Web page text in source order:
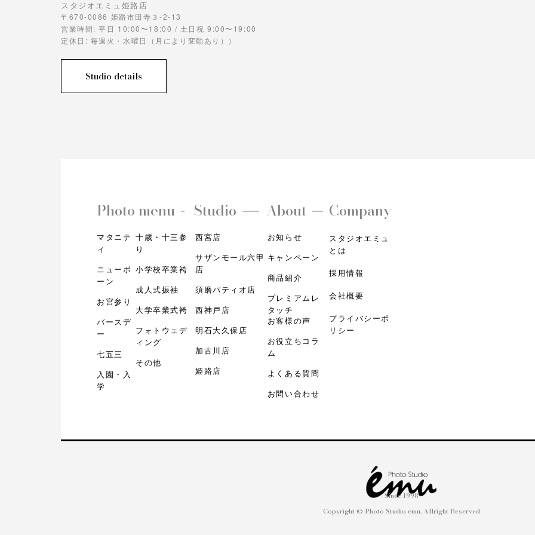
スタジオエミュ姫路店
〒670-0086 姫路市田寺３-2-13
営業時間: 平日 10:00〜18:00 / 土日祝 9:00〜19:00
定休日: 毎週火・水曜日（月により変動あり））
Studio details
Photo menu
マタニテ
ィ
ニューボ
ーン
お宮参り
バースデ
ー
七五三
入園・入
学
十歳・十三参
り
小学校卒業袴
成人式振袖
大学卒業式袴
フォトウェデ
ィング
その他
Studio
西宮店
サザンモール六甲
店
須磨パティオ店
西神戸店
明石大久保店
加古川店
姫路店
About
お知らせ
キャンペーン
商品紹介
プレミアムレ
タッチ
お客様の声
お役立ちコラ
ム
よくある質問
お問い合わせ
Company
スタジオエミュ
とは
採用情報
会社概要
プライバシーポ
リシー
Since 1998
Copyright © Photo Studio emu. Allright Reserved